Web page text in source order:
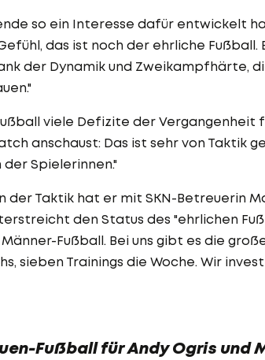
so ein Interesse dafür entwickelt
das ist noch der ehrliche Fußball.
der Dynamik und Zweikampfhärte,
viele Defizite der Vergangenheit
anschaust: Das ist sehr von Taktik
Spielerinnen."
der Taktik hat er mit SKN-Betreuerin
den Status des "ehrlichen
Fußball. Bei uns gibt es die
sieben Trainings die Woche. Wir
Fußball für Andy Ogris und